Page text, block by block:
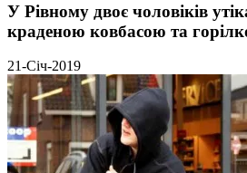
У Рівному двоє чоловіків
краденою ковбасою та
21-Січ-2019